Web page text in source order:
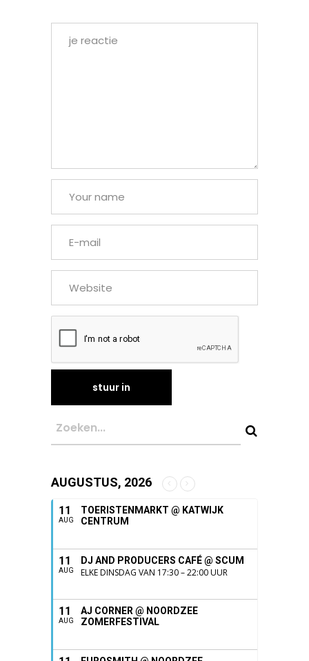
AUGUSTUS, 2026
11
AUG
TOERISTENMARKT @ KATWIJK
CENTRUM
11
AUG
DJ AND PRODUCERS CAFÉ @ SCUM
ELKE DINSDAG VAN 17:30 – 22:00 UUR
11
AUG
AJ CORNER @ NOORDZEE
ZOMERFESTIVAL